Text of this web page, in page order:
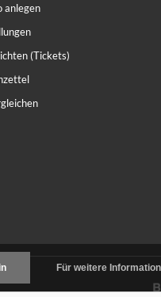
anlegen
(Tickets)
Für weitere